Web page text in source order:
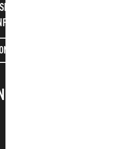
UND UNSERE
LETTER